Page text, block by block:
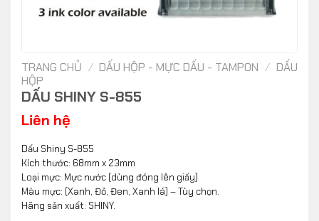
TRANG CHỦ / DẤU HỘP - MỰC DẤU - TAMPON / DẤU
HỘP
DẤU SHINY S-855
Liên hệ
Dấu Shiny S-855
Kích thước: 68mm x 23mm
Loại mực: Mực nước (dùng đóng lên giấy)
Màu mực: (Xanh, Đỏ, Đen, Xanh lá) – Tùy chọn.
Hãng sản xuất: SHINY.